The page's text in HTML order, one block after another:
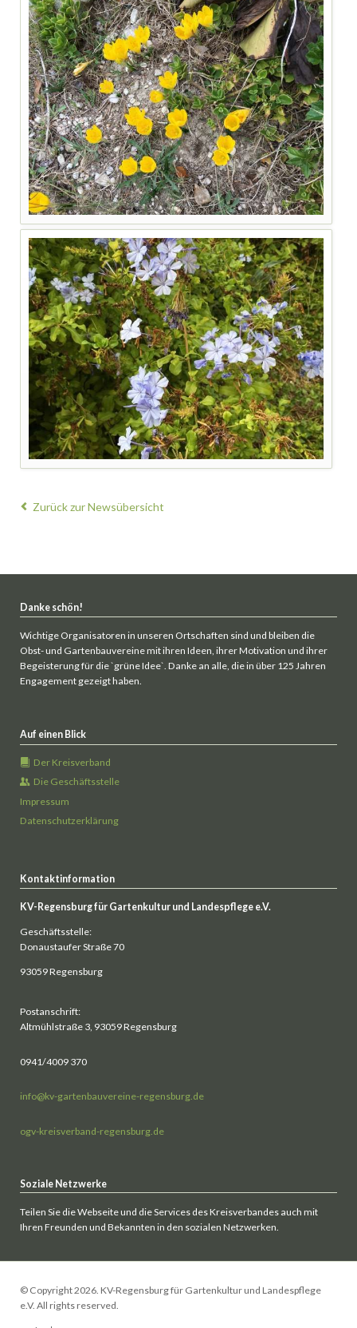
Zurück zur Newsübersicht
Danke schön!
Wichtige Organisatoren in unseren Ortschaften sind und bleiben die
Obst- und Gartenbauvereine mit ihren Ideen, ihrer Motivation und ihrer
Begeisterung für die `grüne Idee`. Danke an alle, die in über 125 Jahren
Engagement gezeigt haben.
Auf einen Blick
Der Kreisverband
Die Geschäftsstelle
Impressum
Datenschutzerklärung
Kontaktinformation
KV-Regensburg für Gartenkultur und Landespflege e.V.
Geschäftsstelle:
Donaustaufer Straße 70
93059 Regensburg
Postanschrift:
Altmühlstraße 3, 93059 Regensburg
0941/4009 370
info@kv-gartenbauvereine-regensburg.de
ogv-kreisverband-regensburg.de
Soziale Netzwerke
Teilen Sie die Webseite und die Services des Kreisverbandes auch mit
Ihren Freunden und Bekannten in den sozialen Netzwerken.
© Copyright 2026. KV-Regensburg für Gartenkultur und Landespflege
e.V. All rights reserved.